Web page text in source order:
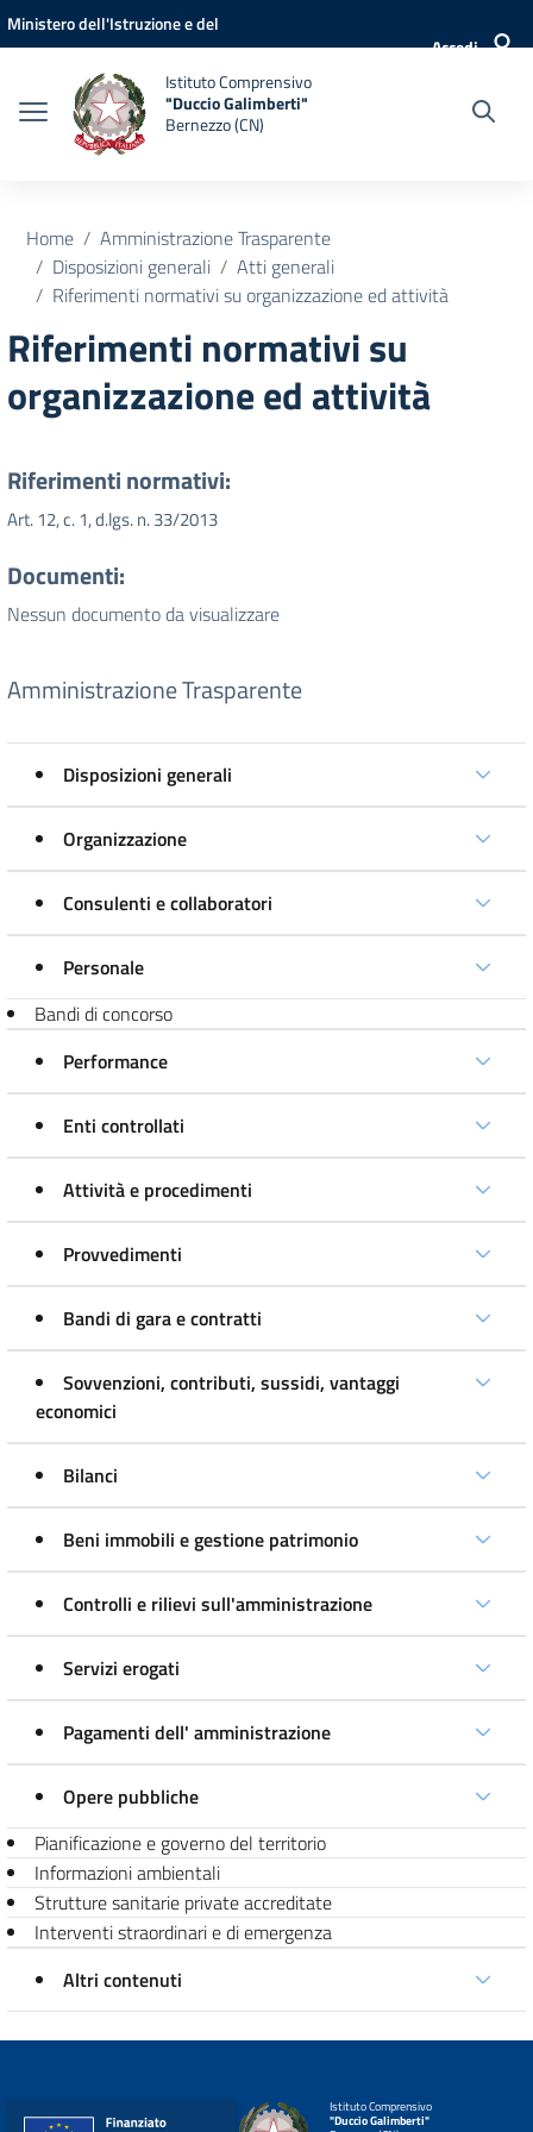
Vai ai contenuti
Vai al menu di navigazione
Vai al footer
Ministero dell'Istruzione e del
Accedi
Istituto Comprensivo
"Duccio Galimberti"
Bernezzo (CN)
Home
Amministrazione Trasparente
Disposizioni generali
Atti generali
Riferimenti normativi su organizzazione ed attività
Riferimenti normativi su
organizzazione ed attività
Riferimenti normativi:
Art. 12, c. 1, d.lgs. n. 33/2013
Documenti:
Nessun documento da visualizzare
Amministrazione Trasparente
Disposizioni generali
Organizzazione
Consulenti e collaboratori
Personale
Bandi di concorso
Performance
Enti controllati
Attività e procedimenti
Provvedimenti
Bandi di gara e contratti
Sovvenzioni, contributi, sussidi, vantaggi
economici
Bilanci
Beni immobili e gestione patrimonio
Controlli e rilievi sull'amministrazione
Servizi erogati
Pagamenti dell' amministrazione
Opere pubbliche
Pianificazione e governo del territorio
Informazioni ambientali
Strutture sanitarie private accreditate
Interventi straordinari e di emergenza
Altri contenuti
Istituto Comprensivo
"Duccio Galimberti"